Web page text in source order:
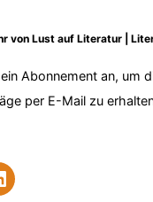
von Lust auf Literatur |
Abonnement an, um
per E-Mail zu